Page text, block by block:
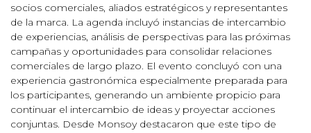
socios comerciales, aliados estratégicos y representantes
de la marca. La agenda incluyó instancias de intercambio
de experiencias, análisis de perspectivas para las próximas
campañas y oportunidades para consolidar relaciones
comerciales de largo plazo. El evento concluyó con una
experiencia gastronómica especialmente preparada para
los participantes, generando un ambiente propicio para
continuar el intercambio de ideas y proyectar acciones
conjuntas. Desde Monsoy destacaron que este tipo de